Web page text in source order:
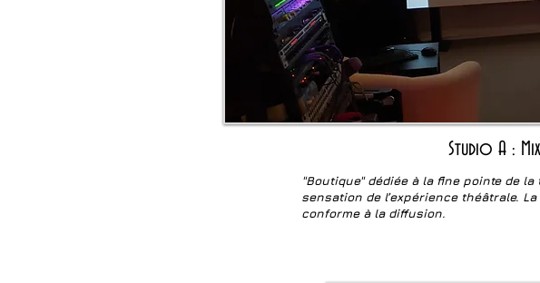
Studio A :
"Boutique" dédiée à la fine pointe de
sensation de l’expérience théâtrale.
conforme à la diffusion.